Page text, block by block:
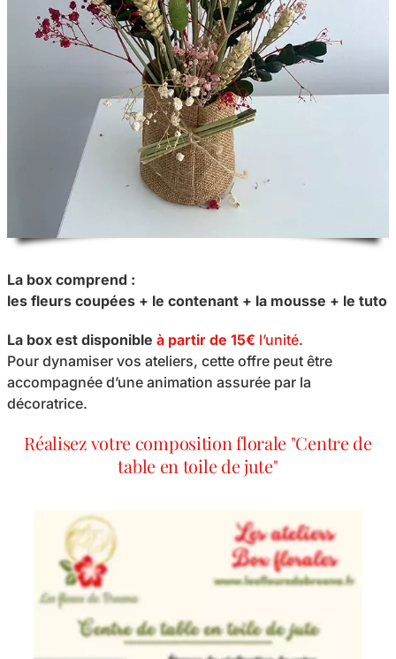
La box comprend :
les fleurs coupées + le contenant + la mousse + le tuto
La box est disponible à partir de 15€ l’unité.
Pour dynamiser vos ateliers, cette offre peut être
accompagnée d’une animation assurée par la
décoratrice.
Réalisez votre composition florale "Centre de
table en toile de jute"